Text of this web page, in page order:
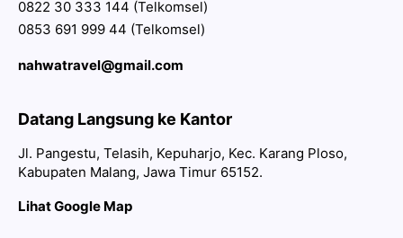
0822 30 333 144 (Telkomsel)
0853 691 999 44 (Telkomsel)
nahwatravel@gmail.com
Datang Langsung ke Kantor
Jl. Pangestu, Telasih, Kepuharjo, Kec. Karang Ploso,
Kabupaten Malang, Jawa Timur 65152.
Lihat Google Map